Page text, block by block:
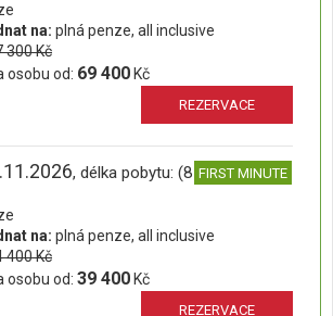
na: plná penze, all inclusive
300 Kč
osobu od: 69 400 Kč
REZERVACE
, délka pobytu: (8 dní)FIRST MINUTE
na: plná penze, all inclusive
400 Kč
osobu od: 39 400 Kč
REZERVACE